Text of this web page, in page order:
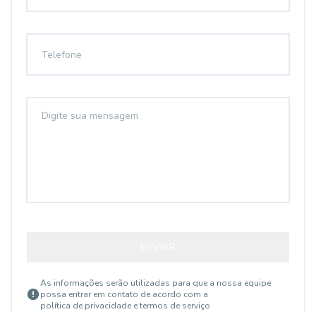
As informações serão utilizadas para que a nossa equipe
possa entrar em contato de acordo com a
política de privacidade e termos de serviço